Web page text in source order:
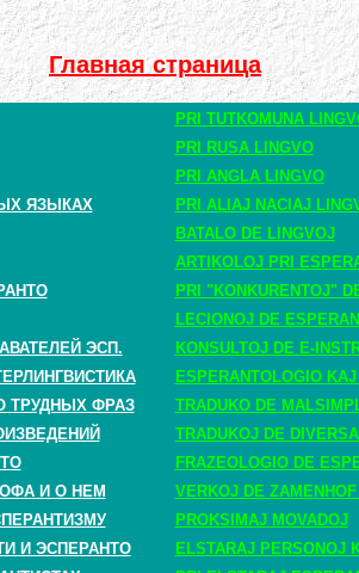
Главная страница
PRI TUTKOMUNA
PRI RUSA LINGVO
PRI ANGLA LINGVO
ЯЗЫКАХ
PRI ALIAJ NACIAJ
BATALO DE LINGVOJ
ARTIKOLOJ PRI
PRI "KONKURENTOJ"
LECIONOJ DE
ЭСП.
KONSULTOJ DE E-
ESPERANTOLOGIO
ТРУДНЫХ ФРАЗ
TRADUKO DE
TRADUKOJ DE
FRAZEOLOGIO DE
И О НЕМ
VERKOJ DE
PROKSIMAJ MOVADOJ
И ЭСПЕРАНТО
ELSTARAJ PERSONOJ